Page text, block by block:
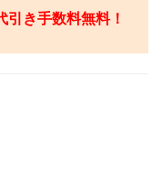
き手数料無料！